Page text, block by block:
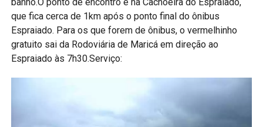
que fica cerca de 1km após o ponto final do ônibus
Espraiado. Para os que forem de ônibus, o vermelhinho
gratuito sai da Rodoviária de Maricá em direção ao
Espraiado às 7h30.Serviço: